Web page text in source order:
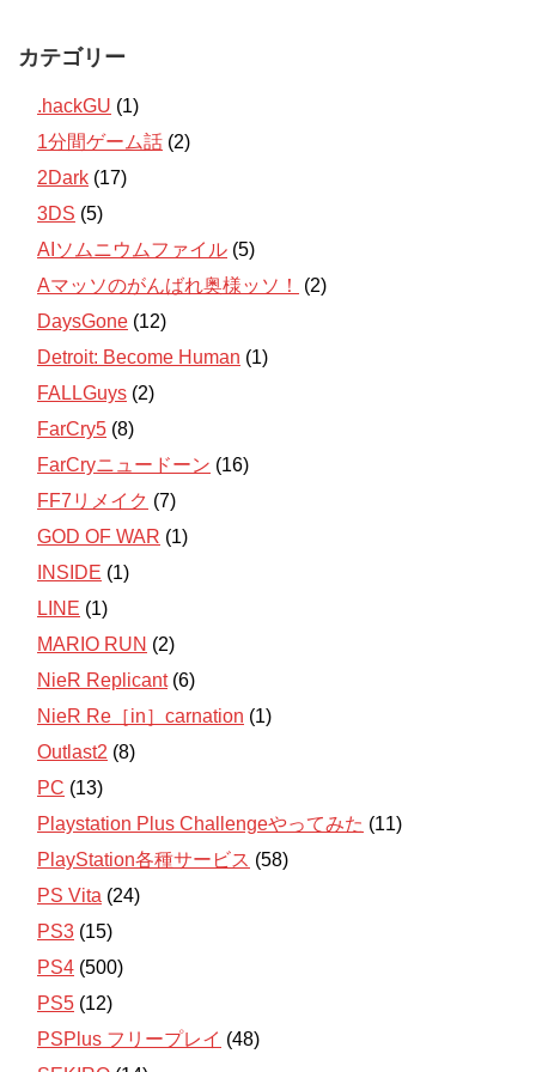
カテゴリー
.hackGU (1)
1分間ゲーム話 (2)
2Dark (17)
3DS (5)
AIソムニウムファイル (5)
Aマッソのがんばれ奥様ッソ！
(2)
DaysGone (12)
Detroit: Become Human (1)
FALLGuys (2)
FarCry5 (8)
FarCryニュードーン (16)
FF7リメイク (7)
GOD OF WAR (1)
INSIDE (1)
LINE (1)
MARIO RUN (2)
NieR Replicant(6)
NieR Re［in］carnation (1)
Outlast2 (8)
PC (13)
Playstation Plus Challengeやってみた (11)
PlayStation各種サービス (58)
PS Vita (24)
PS3 (15)
PS4 (500)
PS5 (12)
PSPlus フリープレイ (48)